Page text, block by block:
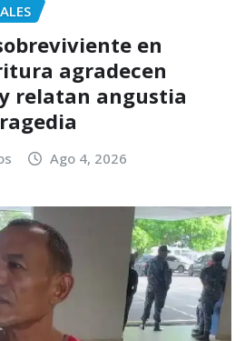
en
agradecen
y relatan angustia
Ago 4, 2026